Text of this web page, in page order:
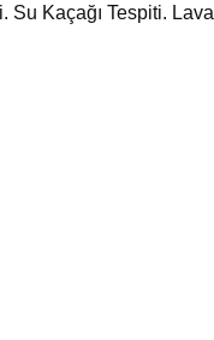
Kaçağı Tespiti.